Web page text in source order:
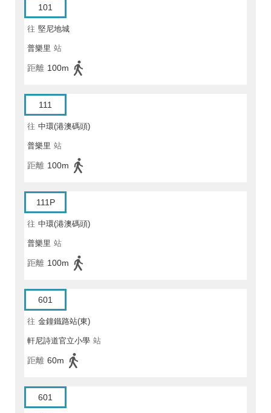
101
往 堅尼地城
普樂里 站
距離 100m
111
往 中環(港澳碼頭)
普樂里 站
距離 100m
111P
往 中環(港澳碼頭)
普樂里 站
距離 100m
601
往 金鐘鐵路站(東)
軒尼詩道官立小學 站
距離 60m
601